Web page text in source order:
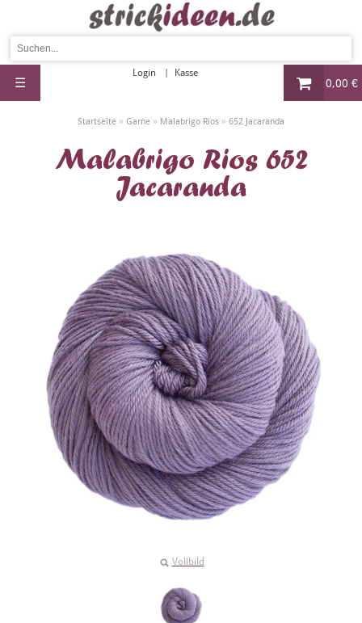
0,00 €
Login Kasse
☰
Startseite » Garne » Malabrigo Rios » 652 Jacaranda
Malabrigo Rios 652
Jacaranda
Vollbild